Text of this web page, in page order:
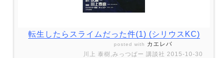
転生したらスライムだった件(1) (シリウスKC)
posted with カエレバ
川上 泰樹,みっつばー 講談社 2015-10-30